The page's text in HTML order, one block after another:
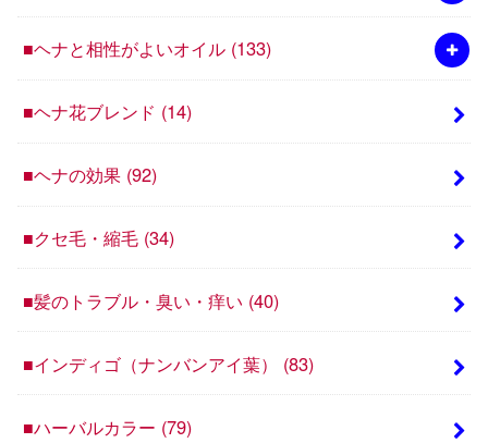
■ヘナと相性がよいオイル (133)
■ヘナ花ブレンド (14)
■ヘナの効果 (92)
■クセ毛・縮毛 (34)
■髪のトラブル・臭い・痒い (40)
■インディゴ（ナンバンアイ葉） (83)
■ハーバルカラー (79)